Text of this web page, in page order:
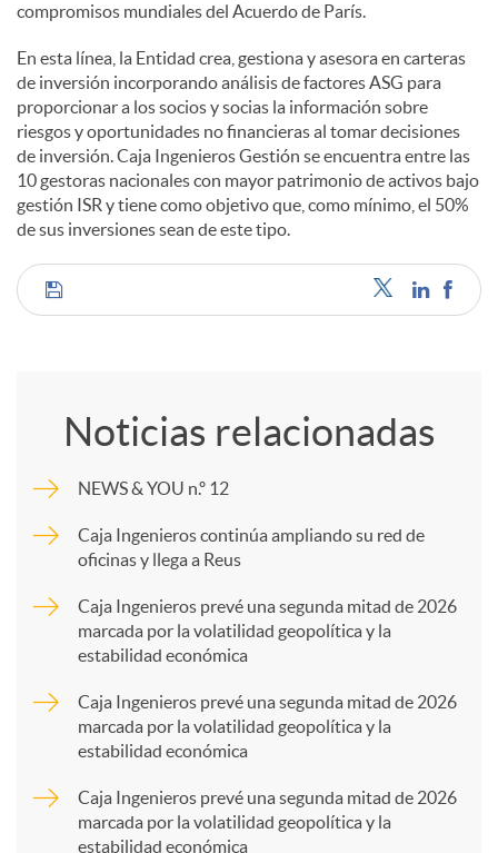
compromisos mundiales del Acuerdo de París.
En esta línea, la Entidad crea, gestiona y asesora en carteras
de inversión incorporando análisis de factores ASG para
proporcionar a los socios y socias la información sobre
riesgos y oportunidades no financieras al tomar decisiones
de inversión. Caja Ingenieros Gestión se encuentra entre las
10 gestoras nacionales con mayor patrimonio de activos bajo
gestión ISR y tiene como objetivo que, como mínimo, el 50%
de sus inversiones sean de este tipo.
C
m
p
a
Noticias relacionadas
NEWS & YOU n.º 12
Caja Ingenieros continúa ampliando su red de
oficinas y llega a Reus
Caja Ingenieros prevé una segunda mitad de 2026
marcada por la volatilidad geopolítica y la
estabilidad económica
Caja Ingenieros prevé una segunda mitad de 2026
marcada por la volatilidad geopolítica y la
estabilidad económica
Caja Ingenieros prevé una segunda mitad de 2026
marcada por la volatilidad geopolítica y la
estabilidad económica